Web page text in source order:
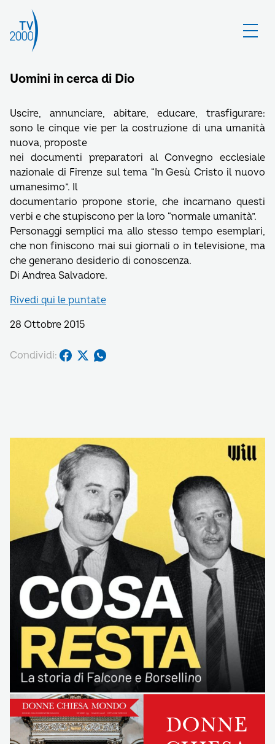
Uomini in cerca di Dio
Uscire, annunciare, abitare, educare, trasfigurare:
sono le cinque vie per la costruzione di una umanità
nuova, proposte
nei documenti preparatori al Convegno ecclesiale
nazionale di Firenze sul tema “In Gesù Cristo il nuovo
umanesimo”. Il
documentario propone storie, che incarnano questi
verbi e che stupiscono per la loro “normale umanità”.
Personaggi semplici ma allo stesso tempo esemplari,
che non finiscono mai sui giornali o in televisione, ma
che generano desiderio di conoscenza.
Di Andrea Salvadore.
Rivedi qui le puntate
28 Ottobre 2015
Condividi: